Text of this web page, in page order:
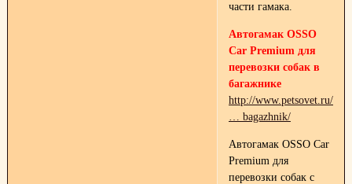
части гамака.
Автогамак OSSO
Car Premium для
перевозки собак в
багажнике
http://www.petsovet.ru/
… bagazhnik/
Автогамак OSSO Car
Premium для
перевозки собак с